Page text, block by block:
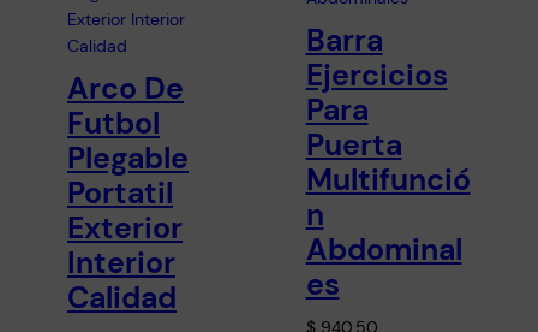
Arco De
Futbol
Plegable
Portatil
Exterior
Interior
Calidad
Barra
Ejercicios
Para
Puerta
Multifunció
n
Abdominal
es
$940,50